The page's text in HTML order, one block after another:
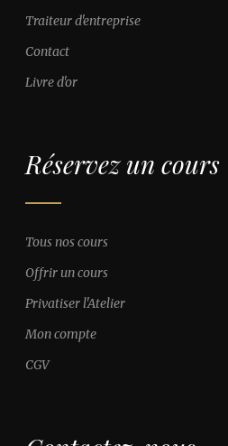
Traiteur d'entreprise
Contact
Livre d'or
Réservez un cours
Tous nos cours
Offrir un cours
Privatiser l'Atelier
Mon compte
CGV